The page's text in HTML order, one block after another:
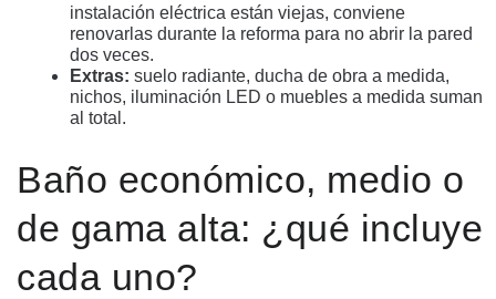
instalación eléctrica están viejas, conviene
renovarlas durante la reforma para no abrir la pared
dos veces.
Extras: suelo radiante, ducha de obra a medida,
nichos, iluminación LED o muebles a medida suman
al total.
Baño económico, medio o
de gama alta: ¿qué incluye
cada uno?